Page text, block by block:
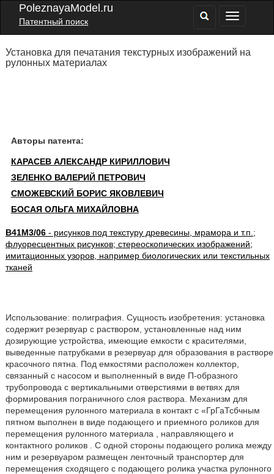
PoleznayaModel.ru
Патентный поиск
Установка для печатания текстурных изображений на
рулонных материалах
Авторы патента:
КАРАСЕВ АЛЕКСАНДР КИРИЛЛОВИЧ
ЗЕЛЕНКО ВАЛЕРИЙ ПЕТРОВИЧ
СМОЖЕВСКИЙ БОРИС ЯКОВЛЕВИЧ
БОСАЯ ОЛЬГА МИХАЙЛОВНА
B41M3/06- рисунков под текстуру древесины, мрамора и т.п.;
флуоресцентных рисунков; стереоскопических изображений;
имитационных узоров, например биологических или текстильных
тканей
Использование: полиграфия. Сущность изобретения: установка
содержит резервуар с раствором, установленные над ним
дозирующие устройства, имеющие емкости с красителями,
выведенные патрубками в резервуар для образования в растворе
красочного пятна. Под емкостями расположен коллектор,
связанный с насосом и выполненный в виде П-образного
трубопровода с вертикальными отверстиями в ветвях для
формирования пограничного слоя раствора. Механизм для
перемещения рулонного материала в контакт с «ГрГаТсбчным
пятном выполнен в виде подающего и приемного роликов для
перемещения рулонного материала , направляющего и
контактного роликов . С одной стороны подающего ролика между
ним и резервуаром размещен ленточный транспортер для
перемещения сходящего с подающего ролика участка рулонного